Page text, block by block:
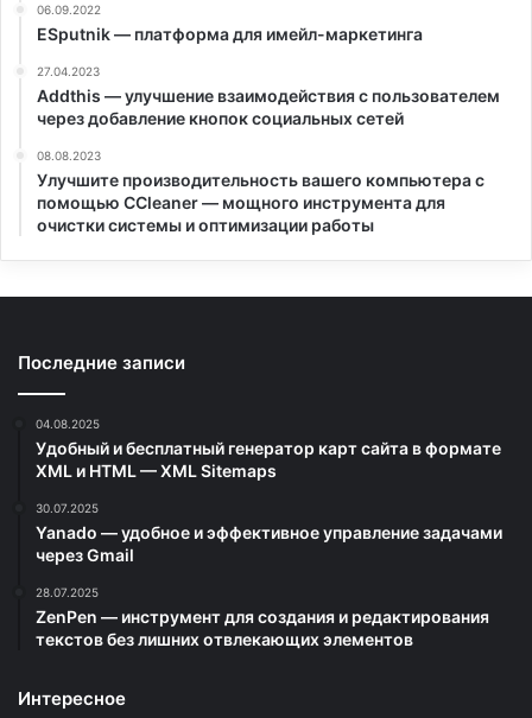
06.09.2022
ESputnik — платформа для имейл-маркетинга
27.04.2023
Addthis — улучшение взаимодействия с пользователем
через добавление кнопок социальных сетей
08.08.2023
Улучшите производительность вашего компьютера с
помощью CCleaner — мощного инструмента для
очистки системы и оптимизации работы
Последние записи
04.08.2025
Удобный и бесплатный генератор карт сайта в формате
XML и HTML — XML Sitemaps
30.07.2025
Yanado — удобное и эффективное управление задачами
через Gmail
28.07.2025
ZenPen — инструмент для создания и редактирования
текстов без лишних отвлекающих элементов
Интересное